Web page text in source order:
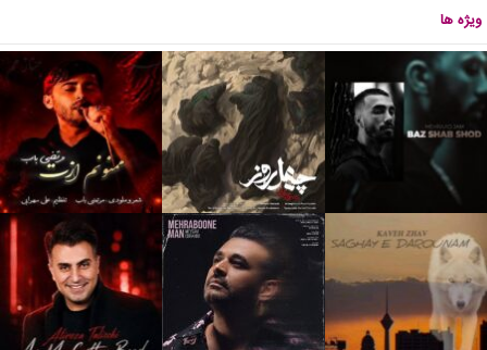
ویژه ها